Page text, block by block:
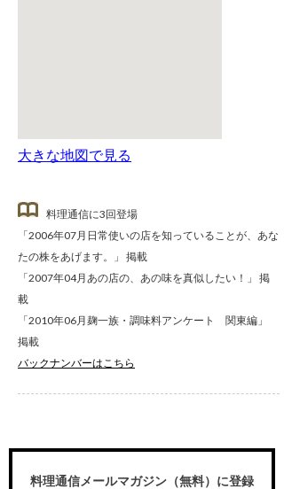
大きな地図で見る
料理通信に3回登場
「2006年07月日常使いの店を知っていることが、あな
たの株をあげます。」 掲載
「2007年04月あの店の、あの味を真似したい！」 掲
載
「2010年06月麹一族・調味料アンケート 関東編」
掲載
バックナンバーはこちら
料理通信メールマガジン（無料）に登録